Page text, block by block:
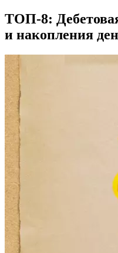
ТОП-8:
и накопления